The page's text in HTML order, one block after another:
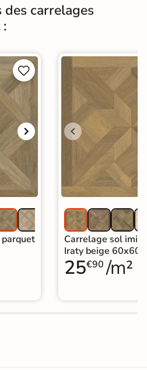
carrelages


Carrelage sol
Iraty beige 60x60
25€90 /m²